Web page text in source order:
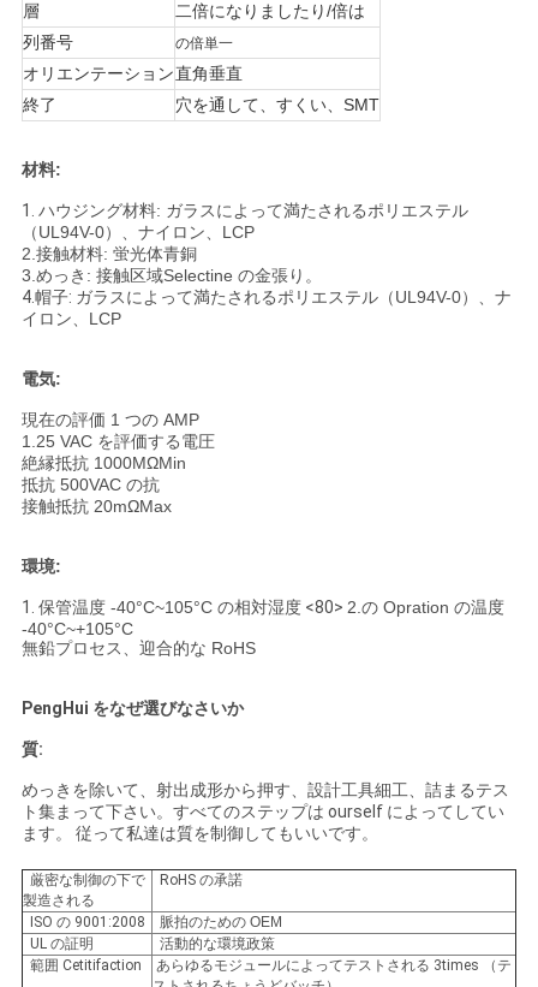
VR
SHOW
地
図
PRIVACY
POLICY
層
二倍になりましたり/倍は
列番号
の倍単一
オリエンテーション直角垂直
終了
穴を通して、すくい、SMT
材料:
1. ハウジング材料: ガラスによって満たされるポリエステル
（UL94V-0）、ナイロン、LCP
2.接触材料: 蛍光体青銅
3.めっき: 接触区域Selectine の金張り。
4.帽子: ガラスによって満たされるポリエステル（UL94V-0）、ナ
イロン、LCP
電気:
現在の評価 1 つの AMP
1.25 VAC を評価する電圧
絶縁抵抗 1000MΩMin
抵抗 500VAC の抗
接触抵抗 20mΩMax
環境:
1. 保管温度 -40°C~105°C の相対湿度<80> 2.の Opration の温度
-40°C~+105°C
無鉛プロセス、迎合的な RoHS
PengHui をなぜ選びなさいか
質:
めっきを除いて、射出成形から押す、設計工具細工、詰まるテス
ト集まって下さい。すべてのステップは ourself によってしてい
ます。 従って私達は質を制御してもいいです。
厳密な制御の下で
製造される
RoHS の承諾
ISO の 9001:2008
脈拍のための OEM
UL の証明
活動的な環境政策
範囲 Cetitifaction
あらゆるモジュールによってテストされる 3times （テ